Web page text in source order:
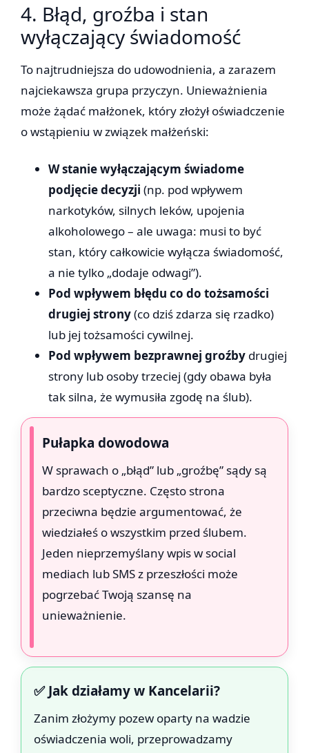
4. Błąd, groźba i stan
wyłączający świadomość
To najtrudniejsza do udowodnienia, a zarazem
najciekawsza grupa przyczyn. Unieważnienia
może żądać małżonek, który złożył oświadczenie
o wstąpieniu w związek małżeński:
W stanie wyłączającym świadome
podjęcie decyzji (np. pod wpływem
narkotyków, silnych leków, upojenia
alkoholowego – ale uwaga: musi to być
stan, który całkowicie wyłącza świadomość,
a nie tylko „dodaje odwagi”).
Pod wpływem błędu co do tożsamości
drugiej strony(co dziś zdarza się rzadko)
lub jej tożsamości cywilnej.
Pod wpływem bezprawnej groźby drugiej
strony lub osoby trzeciej (gdy obawa była
tak silna, że wymusiła zgodę na ślub).
Pułapka dowodowa
W sprawach o „błąd” lub „groźbę” sądy są
bardzo sceptyczne. Często strona
przeciwna będzie argumentować, że
wiedziałeś o wszystkim przed ślubem.
Jeden nieprzemyślany wpis w social
mediach lub SMS z przeszłości może
pogrzebać Twoją szansę na
unieważnienie.
✅ Jak działamy w Kancelarii?
Zanim złożymy pozew oparty na wadzie
oświadczenia woli, przeprowadzamy